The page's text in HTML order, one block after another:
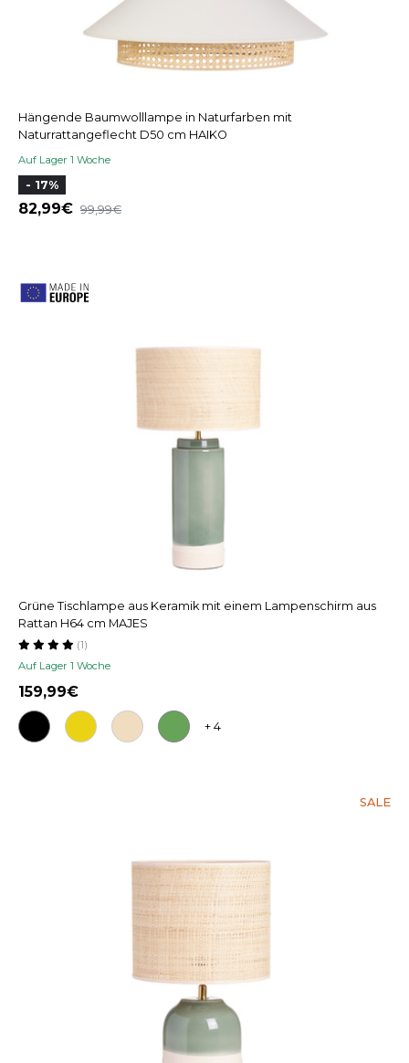
Hängende Baumwolllampe in Naturfarben mit
Naturrattangeflecht D50 cm HAIKO
Auf Lager 1 Woche
- 17%
82,99 99,99
Grüne Tischlampe aus Keramik mit einem Lampenschirm aus
Rattan H64 cm MAJES
Auf Lager 1 Woche
(1)
159,99
+ 4
SALE